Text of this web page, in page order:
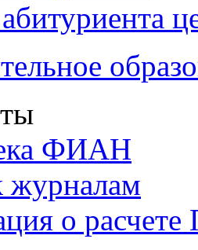
ФИАН
журналам
о